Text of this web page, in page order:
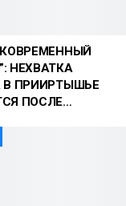
НЕХВАТКА
В ПРИИРТЫШЬЕ
ПОСЛЕ…